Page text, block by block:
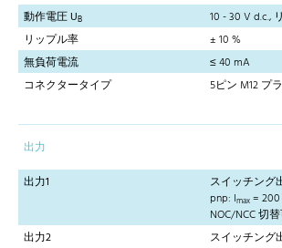
動作電圧 UB
10 - 30 V d.c.,
リップル率
± 10 %
無負荷電流
≤ 40 mA
コネクタータイプ
5ピン M12 プ
出力
出力1
スイッチング
pnp: Imax =
NOC/NCC 切
出力2
スイッチング